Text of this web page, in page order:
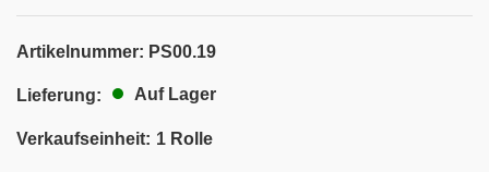
Artikelnummer: PS00.19
Lieferung: Auf Lager
Verkaufseinheit: 1 Rolle